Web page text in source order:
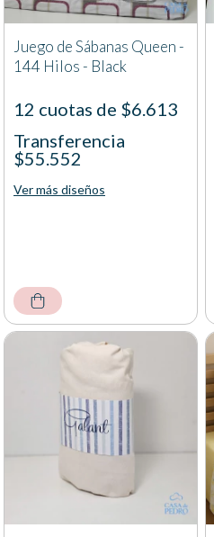
Juego de Sábanas Queen -
144 Hilos - Black
12 cuotas de $6.613
Transferencia
$55.552
Ver más diseños